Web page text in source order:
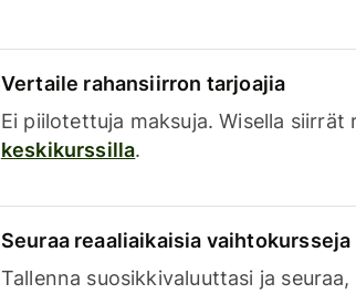
Vertaile rahansiirron tarjoajia
Ei piilotettuja maksuja. Wisella siirrät
keskikurssilla.
Seuraa reaaliaikaisia vaihtokursseja
Tallenna suosikkivaluuttasi ja